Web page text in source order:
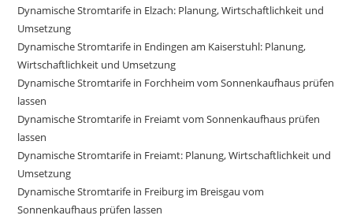
Dynamische Stromtarife in Elzach: Planung, Wirtschaftlichkeit und
Umsetzung
Dynamische Stromtarife in Endingen am Kaiserstuhl: Planung,
Wirtschaftlichkeit und Umsetzung
Dynamische Stromtarife in Forchheim vom Sonnenkaufhaus prüfen
lassen
Dynamische Stromtarife in Freiamt vom Sonnenkaufhaus prüfen
lassen
Dynamische Stromtarife in Freiamt: Planung, Wirtschaftlichkeit und
Umsetzung
Dynamische Stromtarife in Freiburg im Breisgau vom
Sonnenkaufhaus prüfen lassen